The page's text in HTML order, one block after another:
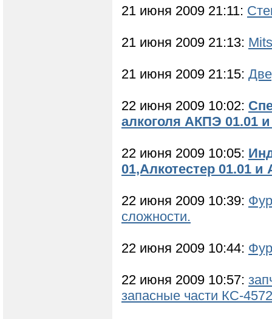
21 июня 2009 21:11:
21 июня 2009 21:13:
21 июня 2009 21:15:
22 июня 2009 10:02:
алкоголя АКПЭ 01.01
22 июня 2009 10:05:
01,Алкотестер 01.01 и
22 июня 2009 10:39:
сложности.
22 июня 2009 10:44:
22 июня 2009 10:57:
запасные части КС-